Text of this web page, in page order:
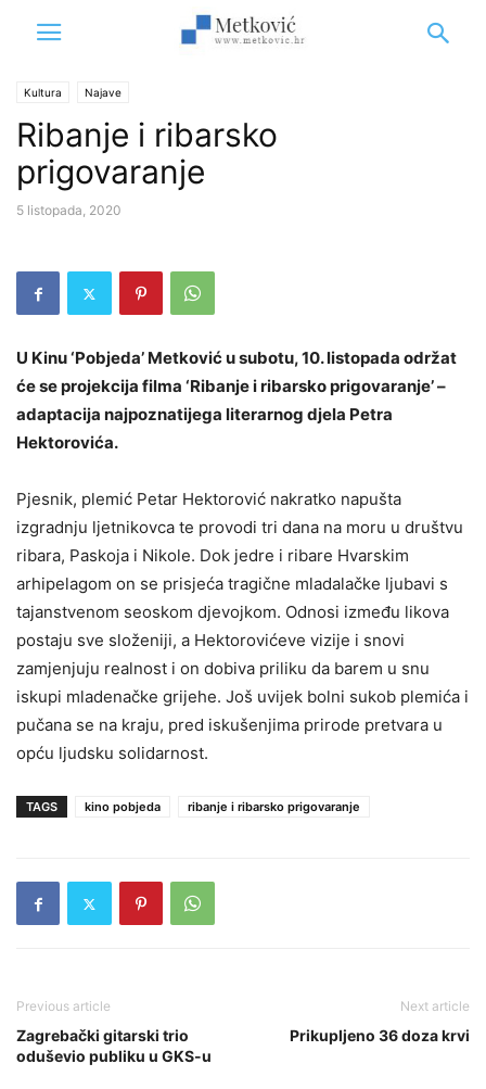
Kultura Najave
Ribanje i ribarsko
prigovaranje
5 listopada, 2020
U Kinu ‘Pobjeda’ Metković u subotu, 10. listopada održat
će se projekcija filma ‘Ribanje i ribarsko prigovaranje’ –
adaptacija najpoznatijega literarnog djela Petra
Hektorovića.
Pjesnik, plemić Petar Hektorović nakratko napušta
izgradnju ljetnikovca te provodi tri dana na moru u društvu
ribara, Paskoja i Nikole. Dok jedre i ribare Hvarskim
arhipelagom on se prisjeća tragične mladalačke ljubavi s
tajanstvenom seoskom djevojkom. Odnosi između likova
postaju sve složeniji, a Hektorovićeve vizije i snovi
zamjenjuju realnost i on dobiva priliku da barem u snu
iskupi mladenačke grijehe. Još uvijek bolni sukob plemića i
pučana se na kraju, pred iskušenjima prirode pretvara u
opću ljudsku solidarnost.
TAGS kino pobjeda ribanje i ribarsko prigovaranje
Previous article
Zagrebački gitarski trio
oduševio publiku u GKS-u
Next article
Prikupljeno 36 doza krvi